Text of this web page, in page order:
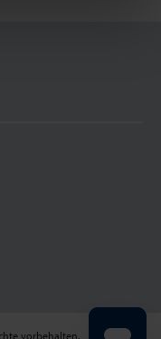
vorbehalten.